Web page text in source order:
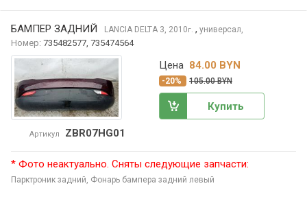
БАМПЕР ЗАДНИЙ LANCIA DELTA 3, 2010г. , универсал,
Номер: 735482577, 735474564
Артикул ZBR07HG01
Цена 84.00 BYN
-20% 105.00 BYN
Купить
* Фото неактуально. Сняты следующие запчасти:
Парктроник задний, Фонарь бампера задний левый